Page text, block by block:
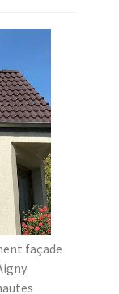
façade